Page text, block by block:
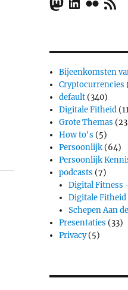
Bijeenkomsten
Cryptocurrencies
default (340)
Digitale Fitheid
Grote Themas
How to's (5)
Persoonlijk (64)
Persoonlijk
podcasts (7)
Digital Fitness
Digitale Fitheid
Schepen Aan
Presentaties (33)
Privacy(5)